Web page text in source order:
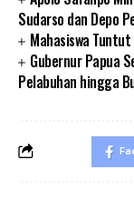
Sudarso dan Depo
Mahasiswa
Gubernur Papua
Pelabuhan hingga